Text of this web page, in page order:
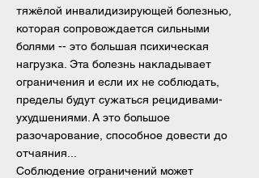
тяжёлой инвалидизирующей болезнью,
которая сопровождается сильными
болями -- это большая психическая
нагрузка. Эта болезнь накладывает
ограничения и если их не соблюдать,
пределы будут сужаться рецидивами-
ухудшениями. А это большое
разочарование, способное довести до
отчаяния...
Соблюдение ограничений может